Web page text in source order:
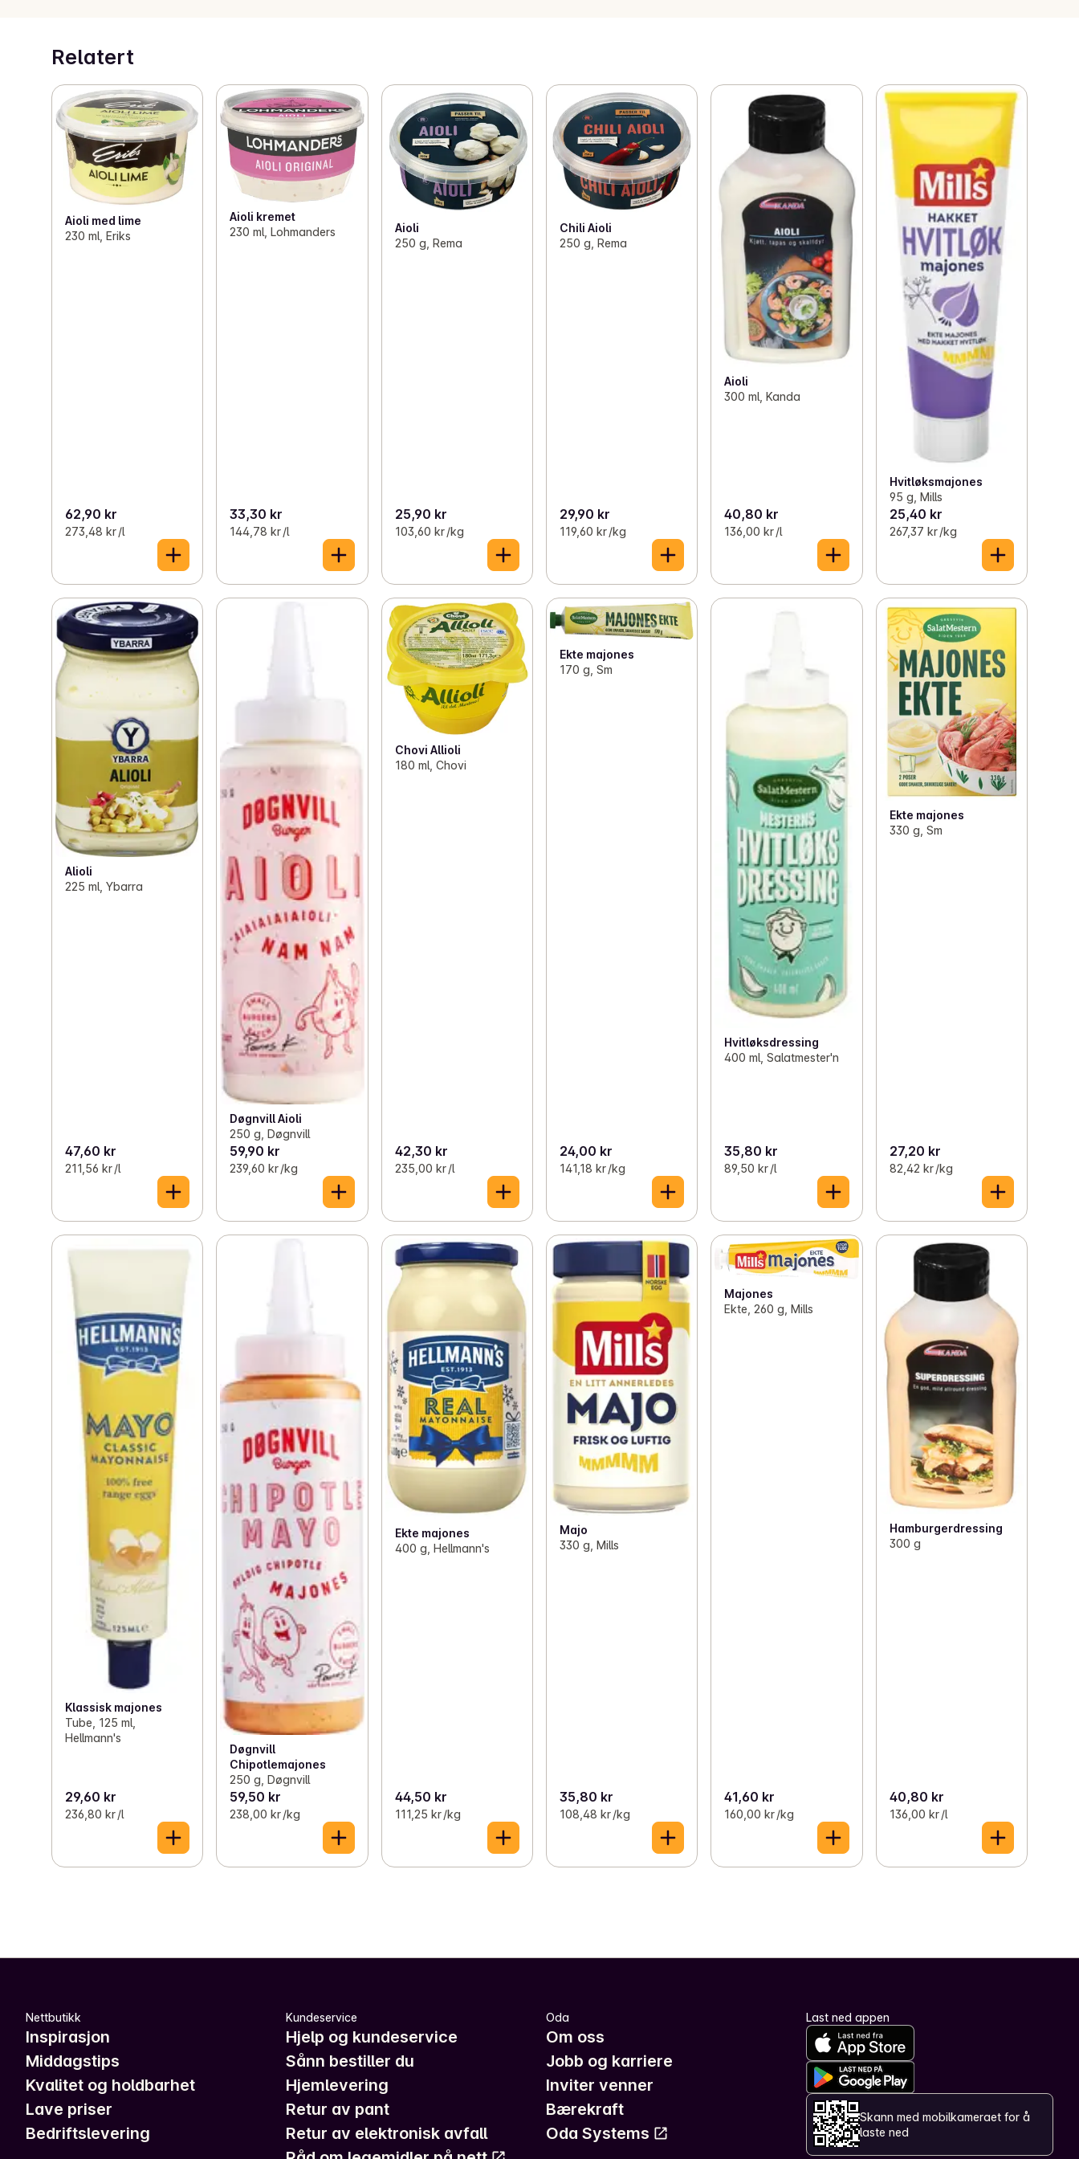
Relatert
Aioli med lime
230 ml, Eriks
62,90 kr
273,48 kr /l
Aioli kremet
230 ml, Lohmanders
33,30 kr
144,78 kr /l
Aioli
250 g, Rema
25,90 kr
103,60 kr /kg
Chili Aioli
250 g, Rema
29,90 kr
119,60 kr /kg
Aioli
300 ml, Kanda
40,80 kr
136,00 kr /l
Hvitløksmajones
95 g, Mills
25,40 kr
267,37 kr /kg
Alioli
225 ml, Ybarra
47,60 kr
211,56 kr /l
Døgnvill Aioli
250 g, Døgnvill
59,90 kr
239,60 kr /kg
Chovi Allioli
180 ml, Chovi
42,30 kr
235,00 kr /l
Ekte majones
170 g, Sm
24,00 kr
141,18 kr /kg
Hvitløksdressing
400 ml, Salatmester'n
35,80 kr
89,50 kr /l
Ekte majones
330 g, Sm
27,20 kr
82,42 kr /kg
Klassisk majones
Tube, 125 ml,
Hellmann's
29,60 kr
236,80 kr /l
Døgnvill
Chipotlemajones
250 g, Døgnvill
59,50 kr
238,00 kr /kg
Ekte majones
400 g, Hellmann's
44,50 kr
111,25 kr /kg
Majo
330 g, Mills
35,80 kr
108,48 kr /kg
Majones
Ekte, 260 g, Mills
41,60 kr
160,00 kr /kg
Hamburgerdressing
300 g
40,80 kr
136,00 kr /l
Nettbutikk
Inspirasjon
Middagstips
Kvalitet og holdbarhet
Lave priser
Bedriftslevering
Kundeservice
Hjelp og kundeservice
Sånn bestiller du
Hjemlevering
Retur av pant
Retur av elektronisk avfall
Oda
Om oss
Jobb og karriere
Inviter venner
Bærekraft
Oda Systems
Last ned appen
Skann med mobilkameraet for å
laste ned